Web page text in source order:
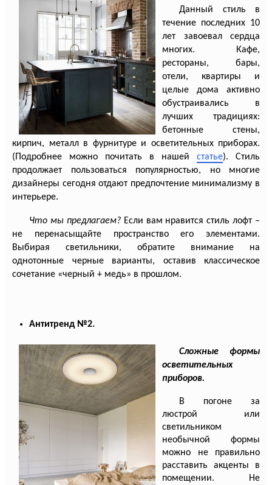
Данный стиль в
течение последних 10
лет завоевал сердца
многих. Кафе,
рестораны, бары,
отели, квартиры и
целые дома активно
обустраивались в
лучших традициях:
бетонные стены,
кирпич, металл в фурнитуре и осветительных приборах.
(Подробнее можно почитать в нашей статье). Стиль
продолжает пользоваться популярностью, но многие
дизайнеры сегодня отдают предпочтение минимализму в
интерьере.
Что мы предлагаем?Если вам нравится стиль лофт –
не перенасыщайте пространство его элементами.
Выбирая светильники, обратите внимание на
однотонные черные варианты, оставив классическое
сочетание «черный + медь» в прошлом.
Антитренд №2.
Сложные формы
осветительных
приборов.
В погоне за
люстрой или
светильником
необычной формы
можно не правильно
расставить акценты в
помещении. Не